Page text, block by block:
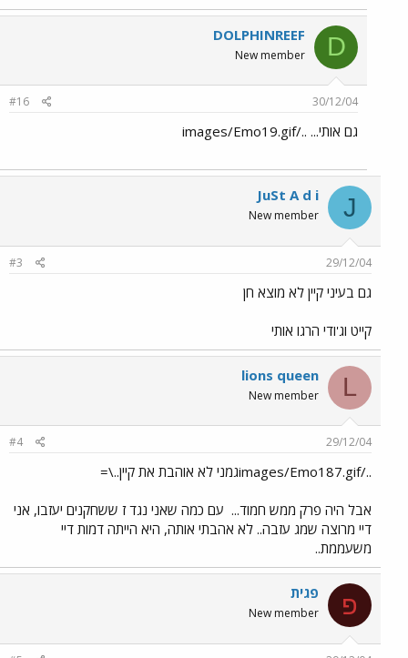
D
DOLPHINREEF
New member
30/12/04
#16
גם אותי... ../images/Emo19.gif
J
JuSt A d i
New member
29/12/04
#3
גם בעיני קיין לא מוצא חן
קייט וג'ודי הרגו אותי
L
lions queen
New member
29/12/04
#4
../images/Emo187.gifגמני לא אוהבת את קיין..\=
אבל היה פרק ממש חמוד... עם כמה שאני נגד ז ששחקנים יעזבו, אני
דיי מרוצה שמג עזבה.. לא אהבתי אותה, היא הייתה דמות דיי
משעממת..
פ פגית
New member